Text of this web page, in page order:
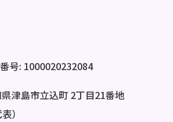
号: 1000020232084
津島市立込町 2丁目21番地
）